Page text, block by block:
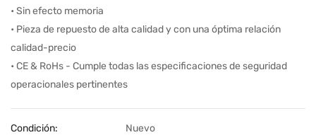
• Sin efecto memoria
• Pieza de repuesto de alta calidad y con una óptima relación
calidad-precio
• CE & RoHs - Cumple todas las especificaciones de seguridad
operacionales pertinentes
Condición:
Nuevo